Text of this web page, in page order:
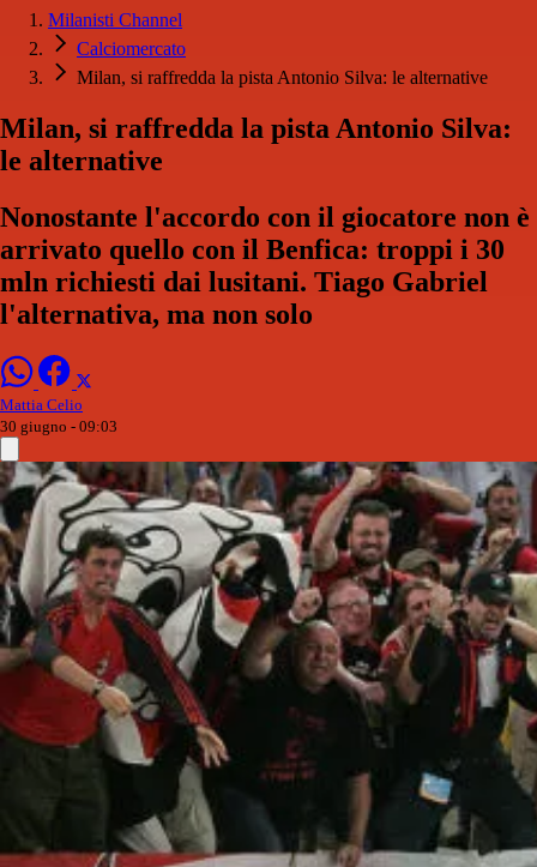
Milanisti Channel
Calciomercato
Milan, si raffredda la pista Antonio Silva: le alternative
Milan, si raffredda la pista Antonio Silva:
le alternative
Nonostante l'accordo con il giocatore non è
arrivato quello con il Benfica: troppi i 30
mln richiesti dai lusitani. Tiago Gabriel
l'alternativa, ma non solo
Mattia Celio
30 giugno - 09:03